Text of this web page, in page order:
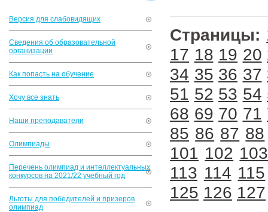
Версия для слабовидящих
Сведения об образовательной
организации
Как попасть на обучение
Хочу все знать
Наши преподаватели
Олимпиады
Перечень олимпиад и интеллектуальных
конкурсов на 2021/22 учебный год
Льготы для победителей и призеров
олимпиад
Страницы:
17 18 19 20
34 35 36 37
51 52 53 54
68 69 70 71
85 86 87 88
101 102 103
113 114 115
125 126 127